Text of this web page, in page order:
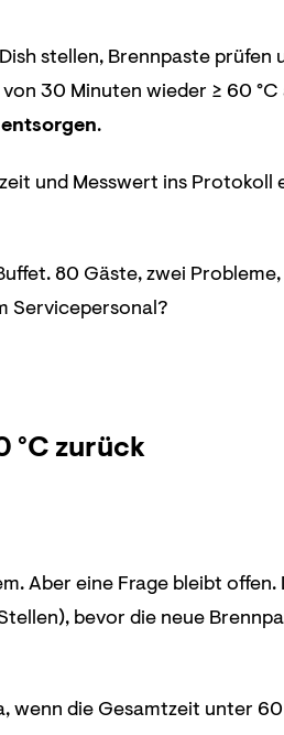
stellen, Brennpaste prüfen
30 Minuten wieder ≥ 60
entsorgen.
und Messwert ins Protokoll
80 Gäste, zwei
Servicepersonal?
°C zurück
Aber eine Frage bleibt
bevor die neue
wenn die Gesamtzeit unter 60